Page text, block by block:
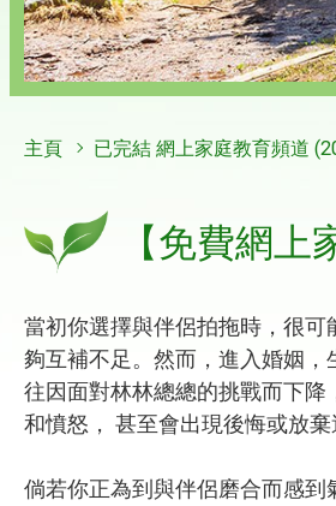
主頁 已完結 網上家庭教育頻道
【免費網上
當初你選擇與伴侶拍拖時，很
夠互補不足。然而，進入婚姻
往因面對林林總總的挑戰而下
和憤怒， 甚至會出現後悔或放棄
倘若你正為到與伴侶磨合而感